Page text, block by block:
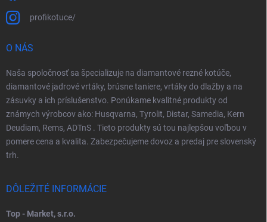
profikotuce/
O NÁS
Naša spoločnosť sa špecializuje na diamantové rezné kotúče,
diamantové jadrové vrtáky, brúsne taniere, vrtáky do dlažby a na
zásuvky a ich príslušenstvo. Ponúkame kvalitné produkty od
známych výrobcov ako: Husqvarna, Tyrolit, Distar, Samedia, Kern
Deudiam, Rems, ADTnS . Tieto produkty sú tou najlepšou voľbou v
pomere cena a kvalita. Zabezpečujeme dovoz a predaj pre slovenský
trh.
DÔLEŽITÉ INFORMÁCIE
Top - Market, s.r.o.